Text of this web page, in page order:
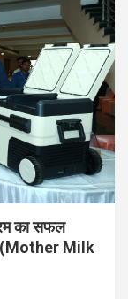
का सफल
(Mother Milk